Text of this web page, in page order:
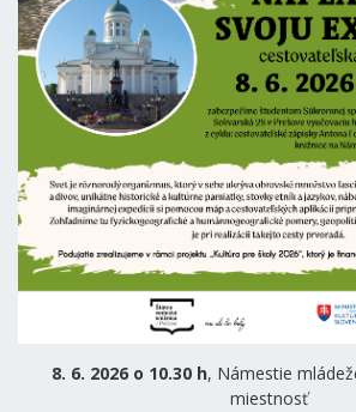
8. 6. 2026 o 10.30 h, Námestie
miestnosť